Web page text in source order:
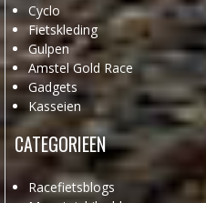
Cyclo
Fietskleding
Gulpen
Amstel Gold Race
Gadgets
Kasseien
CATEGORIEEN
Racefietsblogs